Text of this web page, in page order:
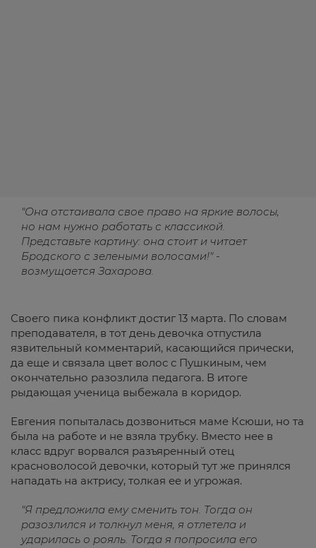
"Она отстаивала свое право на яркие волосы,
но нам нужно работать с классикой.
Представьте картину: она стоит и читает
Бродского с зелеными волосами!" -
возмущается Захарова.
Своего пика конфликт достиг 13 марта. По словам
преподавателя, в тот день девочка отпустила
язвительный комментарий, касающийся прически,
да еще и связала цвет волос с Пушкиным, чем
окончательно разозлила педагога. В итоге
рыдающая ученица выбежала в коридор.
Евгения попыталась дозвониться маме Ксюши, но та
была на работе и не взяла трубку. Вместо нее в
класс вдруг ворвался разъяренный отец
красноволосой девочки, который тут же принялся
нападать на актрису, толкая ее и угрожая.
"Я предложила ему сменить тон. Тогда он
разозлился и толкнул меня, я отлетела и
ударилась о рояль. Тогда я попросила его